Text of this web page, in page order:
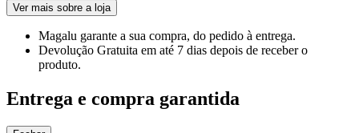
Ver mais sobre a loja
Magalu garante a sua compra, do pedido à entrega.
Devolução Gratuita em até 7 dias depois de receber o
produto.
Entrega e compra garantida